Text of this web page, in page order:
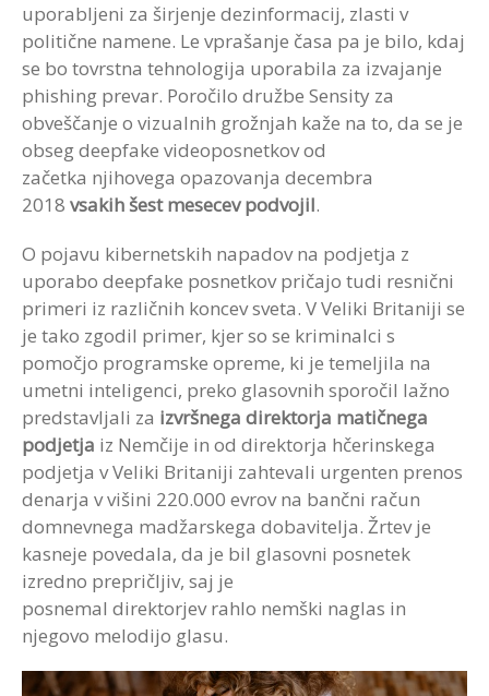
uporabljeni za širjenje dezinformacij, zlasti v
politične namene. Le vprašanje časa pa je bilo, kdaj
se bo tovrstna tehnologija uporabila za izvajanje
phishing prevar. Poročilo družbe Sensity za
obveščanje o vizualnih grožnjah kaže na to, da se je
obseg deepfake videoposnetkov od
začetka njihovega opazovanja decembra
2018 vsakih šest mesecev podvojil.
O pojavu kibernetskih napadov na podjetja z
uporabo deepfake posnetkov pričajo tudi resnični
primeri iz različnih koncev sveta. V Veliki Britaniji se
je tako zgodil primer, kjer so se kriminalci s
pomočjo programske opreme, ki je temeljila na
umetni inteligenci, preko glasovnih sporočil lažno
predstavljali za izvršnega direktorja matičnega
podjetja iz Nemčije in od direktorja hčerinskega
podjetja v Veliki Britaniji zahtevali urgenten prenos
denarja v višini 220.000 evrov na bančni račun
domnevnega madžarskega dobavitelja. Žrtev je
kasneje povedala, da je bil glasovni posnetek
izredno prepričljiv, saj je
posnemal direktorjev rahlo nemški naglas in
njegovo melodijo glasu.